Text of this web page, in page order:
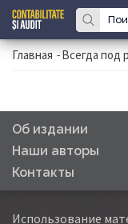
Главная -Всегда под
Об издании
Наши авторы
Контакты
Использование